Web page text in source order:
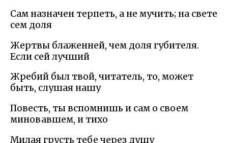
Сам назначен терпеть, а не мучить; на свете
сем доля
Жертвы блаженней, чем доля губителя.
Если сей лучший
Жребий был твой, читатель, то, может
быть, слушая нашу
Повесть, ты вспомнишь и сам о своем
миновавшем, и тихо
Милая грусть тебе через душу